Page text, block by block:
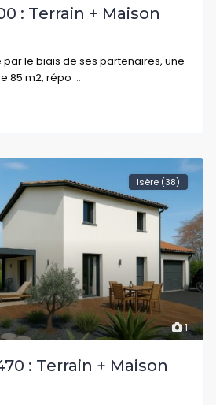
: Terrain + Maison
par le biais de ses partenaires, une
85 m2, répo
1
Isère (38)
: Terrain + Maison